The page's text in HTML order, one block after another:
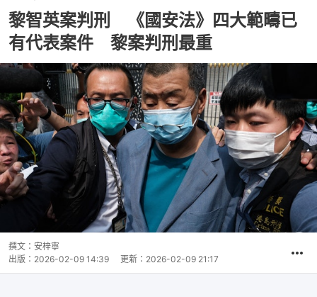
黎智英案判刑 《國安法》四大範疇已
有代表案件 黎案判刑最重
撰文： 安梓寧
出版： 2026-02-09 14:39 更新： 2026-02-09 21:17